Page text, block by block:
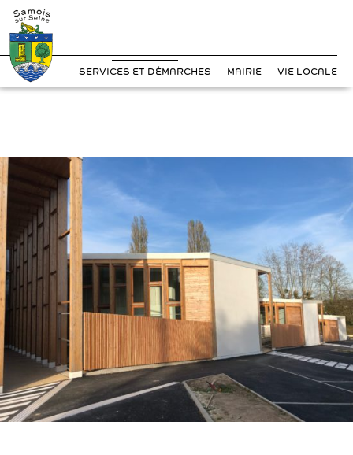
?>
Skip
to
content
SERVICES ET DÉMARCHES MAIRIE VIE LOCALE
Cookies management panel